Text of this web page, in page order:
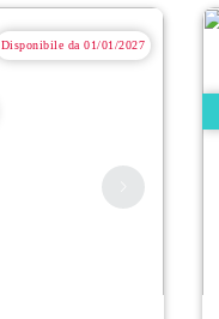
Disponibile da 01/01/2027